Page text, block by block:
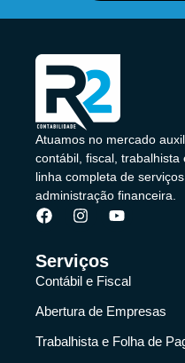
Atuamos no mercado
contábil, fiscal,
linha completa de
administração financeira.
Serviços
Contábil e Fiscal
Abertura de Empresas
Trabalhista e Folha de